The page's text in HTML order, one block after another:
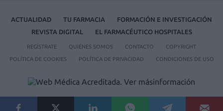
ACTUALIDAD TU FARMACIA
FORMACIÓN E INVESTIGACIÓN
REVISTA DIGITAL
EL FARMACÉUTICO HOSPITALES
REGÍSTRATE QUIÉNES SOMOS CONTACTO COPYRIGHT
POLÍTICA DE COOKIES POLÍTICA DE PRIVACIDAD CONDICIONES DE USO
© 2026 Ediciones MAYO, S.A.U.